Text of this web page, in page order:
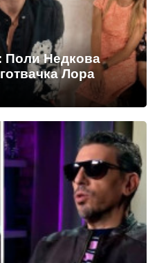
Поли Недкова
Лора